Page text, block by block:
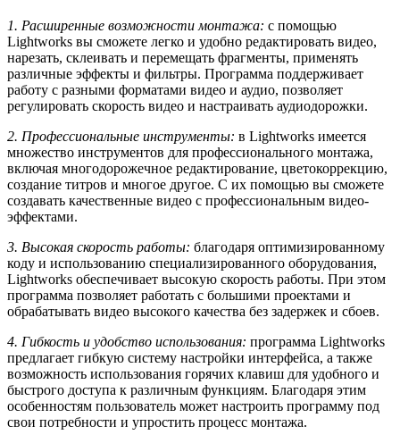
1. Расширенные возможности монтажа: с помощью
Lightworks вы сможете легко и удобно редактировать видео,
нарезать, склеивать и перемещать фрагменты, применять
различные эффекты и фильтры. Программа поддерживает
работу с разными форматами видео и аудио, позволяет
регулировать скорость видео и настраивать аудиодорожки.
2. Профессиональные инструменты: в Lightworks имеется
множество инструментов для профессионального монтажа,
включая многодорожечное редактирование, цветокоррекцию,
создание титров и многое другое. С их помощью вы сможете
создавать качественные видео с профессиональным видео-
эффектами.
3. Высокая скорость работы: благодаря оптимизированному
коду и использованию специализированного оборудования,
Lightworks обеспечивает высокую скорость работы. При этом
программа позволяет работать с большими проектами и
обрабатывать видео высокого качества без задержек и сбоев.
4. Гибкость и удобство использования: программа Lightworks
предлагает гибкую систему настройки интерфейса, а также
возможность использования горячих клавиш для удобного и
быстрого доступа к различным функциям. Благодаря этим
особенностям пользователь может настроить программу под
свои потребности и упростить процесс монтажа.